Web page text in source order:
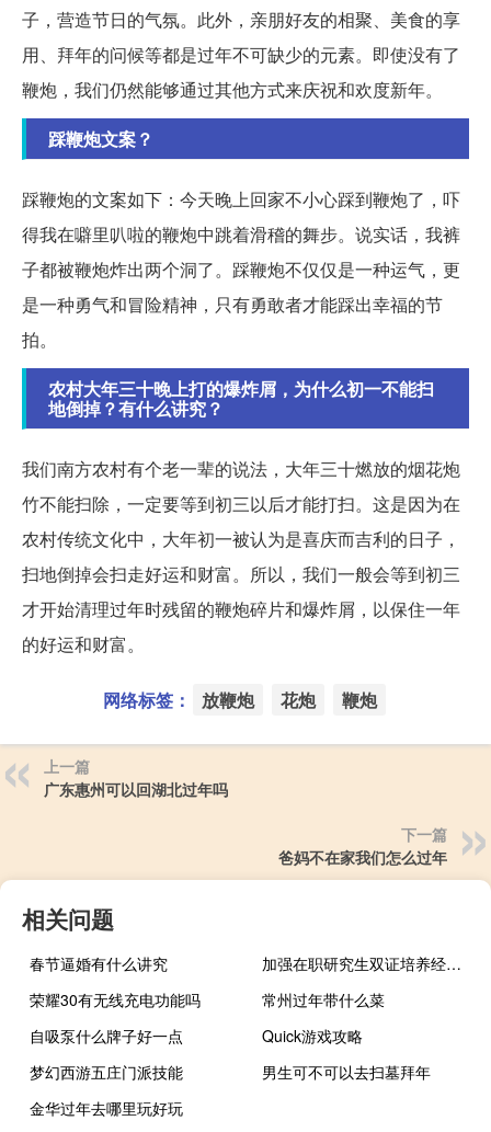
子，营造节日的气氛。此外，亲朋好友的相聚、美食的享
用、拜年的问候等都是过年不可缺少的元素。即使没有了
鞭炮，我们仍然能够通过其他方式来庆祝和欢度新年。
踩鞭炮文案？
踩鞭炮的文案如下：今天晚上回家不小心踩到鞭炮了，吓
得我在噼里叭啦的鞭炮中跳着滑稽的舞步。说实话，我裤
子都被鞭炮炸出两个洞了。踩鞭炮不仅仅是一种运气，更
是一种勇气和冒险精神，只有勇敢者才能踩出幸福的节
拍。
农村大年三十晚上打的爆炸屑，为什么初一不能扫
地倒掉？有什么讲究？
我们南方农村有个老一辈的说法，大年三十燃放的烟花炮
竹不能扫除，一定要等到初三以后才能打扫。这是因为在
农村传统文化中，大年初一被认为是喜庆而吉利的日子，
扫地倒掉会扫走好运和财富。所以，我们一般会等到初三
才开始清理过年时残留的鞭炮碎片和爆炸屑，以保住一年
的好运和财富。
网络标签： 放鞭炮 花炮 鞭炮
上一篇
广东惠州可以回湖北过年吗
下一篇
爸妈不在家我们怎么过年
相关问题
春节逼婚有什么讲究
加强在职研究生双证培养经费投入分析
荣耀30有无线充电功能吗
常州过年带什么菜
自吸泵什么牌子好一点
Quick游戏攻略
梦幻西游五庄门派技能
男生可不可以去扫墓拜年
金华过年去哪里玩好玩